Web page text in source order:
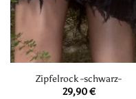
Zipfelrock -schwarz-
29,90€